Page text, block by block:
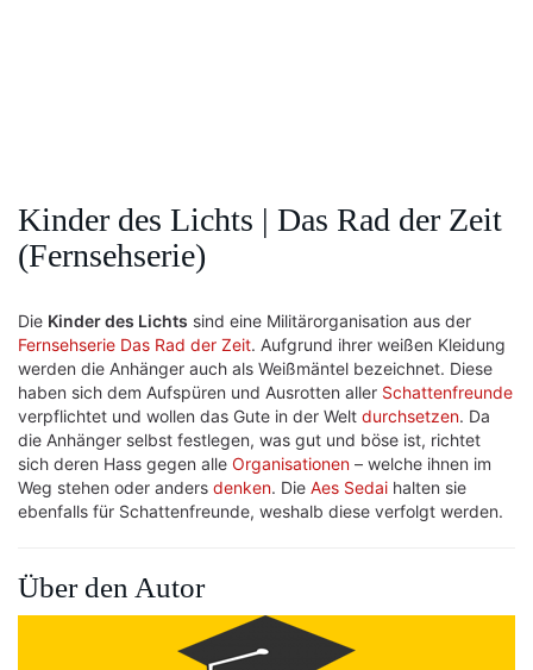
Kinder des Lichts | Das Rad der Zeit
(Fernsehserie)
Die Kinder des Lichts sind eine Militärorganisation aus der
Fernsehserie Das Rad der Zeit. Aufgrund ihrer weißen Kleidung
werden die Anhänger auch als Weißmäntel bezeichnet. Diese
haben sich dem Aufspüren und Ausrotten aller Schattenfreunde
verpflichtet und wollen das Gute in der Welt durchsetzen. Da
die Anhänger selbst festlegen, was gut und böse ist, richtet
sich deren Hass gegen alle Organisationen – welche ihnen im
Weg stehen oder anders denken. Die Aes Sedai halten sie
ebenfalls für Schattenfreunde, weshalb diese verfolgt werden.
Über den Autor